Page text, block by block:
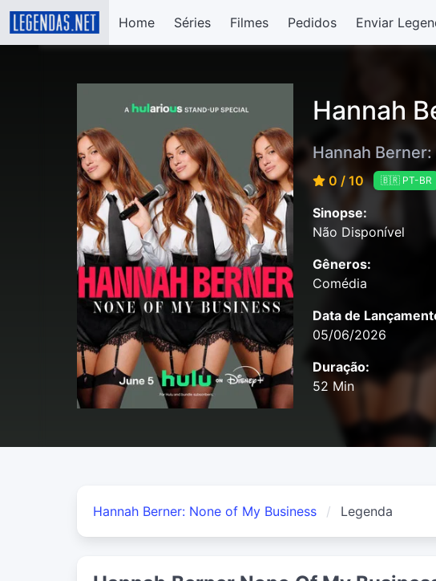
Home Séries Filmes Pedidos Enviar
Hannah
Hannah
0 / 10 🇧🇷 PT-BR
Sinopse:
Não Disponível
Gêneros:
Comédia
Data de
05/06/2026
Duração:
52 Min
Hannah Berner: None of My Business Legenda